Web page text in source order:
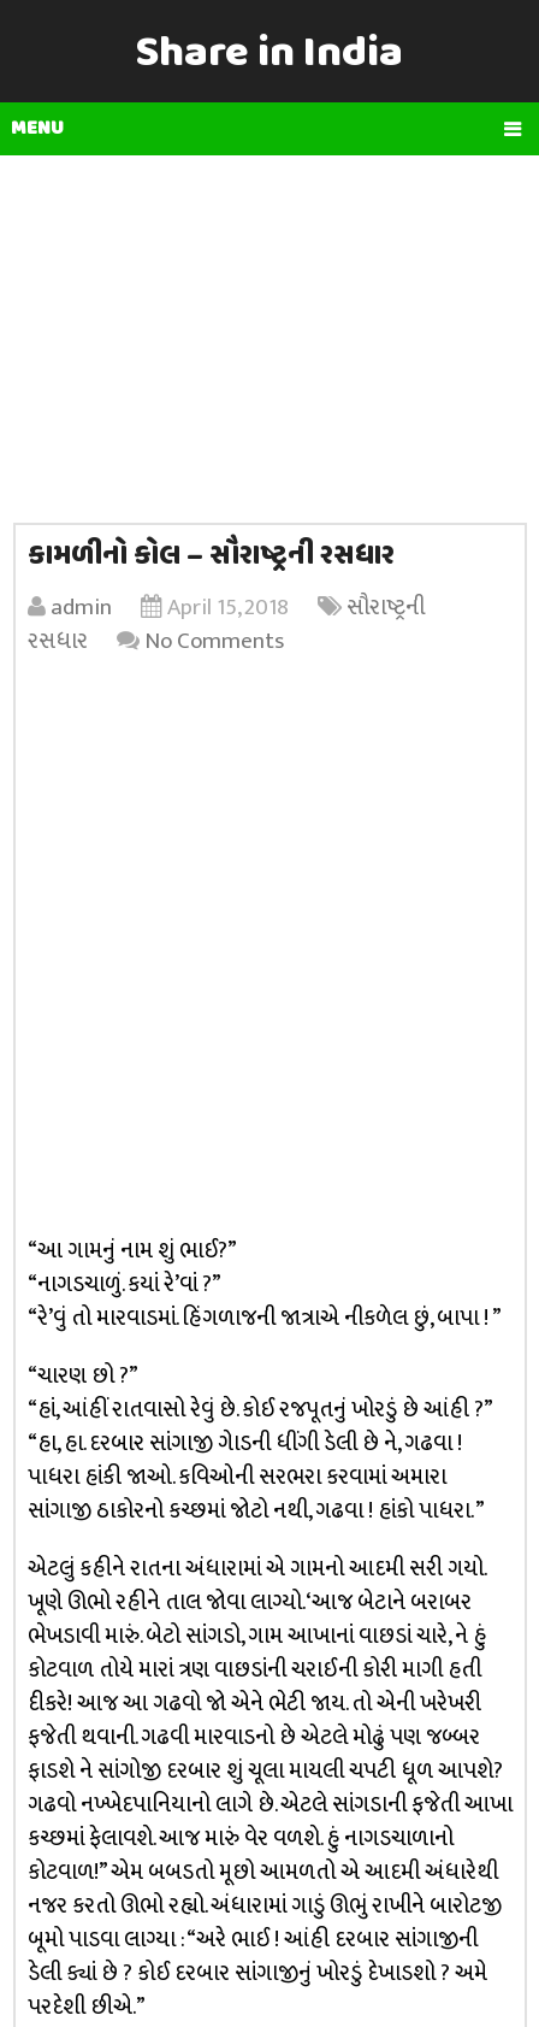
Share in India
MENU
કામળીનો કોલ – સૌરાષ્ટ્રની રસધાર
admin April 15, 2018
સૌરાષ્ટ્રની
રસધાર
No Comments
“આ ગામનું નામ શું ભાઈ?”
“નાગડચાળું. કયાં રે’વાં ?”
“રે’વું તો મારવાડમાં. હિંગળાજની જાત્રાએ નીકળેલ છું, બાપા ! ”
“ચારણ છો ?”
“હાં, આંહીં રાતવાસો રેવું છે. કોઈ રજપૂતનું ખોરડું છે આંહી ?”
“હા, હા. દરબાર સાંગાજી ગેાડની ધીંગી ડેલી છે ને, ગઢવા !
પાધરા હાંકી જાઓ. કવિઓની સરભરા કરવામાં અમારા
સાંગાજી ઠાકોરનો કચ્છમાં જોટો નથી, ગઢવા ! હાંકો પાધરા. ”
એટલું કહીને રાતના અંધારામાં એ ગામનો આદમી સરી ગયો.
ખૂણે ઊભો રહીને તાલ જોવા લાગ્યો. ‘આજ બેટાને બરાબર
ભેખડાવી મારું. બેટો સાંગડો, ગામ આખાનાં વાછડાં ચારે, ને હું
કોટવાળ તોયે મારાં ત્રણ વાછડાંની ચરાઈની કોરી માગી હતી
દીકરે! આજ આ ગઢવો જો એને ભેટી જાય. તો એની ખરેખરી
ફજેતી થવાની. ગઢવી મારવાડનો છે એટલે મોઢું પણ જબ્બર
ફાડશે ને સાંગોજી દરબાર શું ચૂલા માયલી ચપટી ધૂળ આપશે?
ગઢવો નખ્ખેદપાનિયાનો લાગે છે. એટલે સાંગડાની ફજેતી આખા
કચ્છમાં ફેલાવશે. આજ મારું વેર વળશે. હું નાગડચાળાનો
કોટવાળ!” એમ બબડતો મૂછો આમળતો એ આદમી અંધારેથી
નજર કરતો ઊભો રહ્યો. અંધારામાં ગાડું ઊભું રાખીને બારોટજી
બૂમો પાડવા લાગ્યા : “અરે ભાઈ ! આંહી દરબાર સાંગાજીની
ડેલી ક્યાં છે ? કોઈ દરબાર સાંગાજીનું ખોરડું દેખાડશો ? અમે
પરદેશી છીએ.”